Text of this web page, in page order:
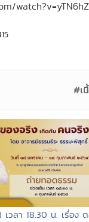
#เ
วลา 18.30 น. เรื่อง